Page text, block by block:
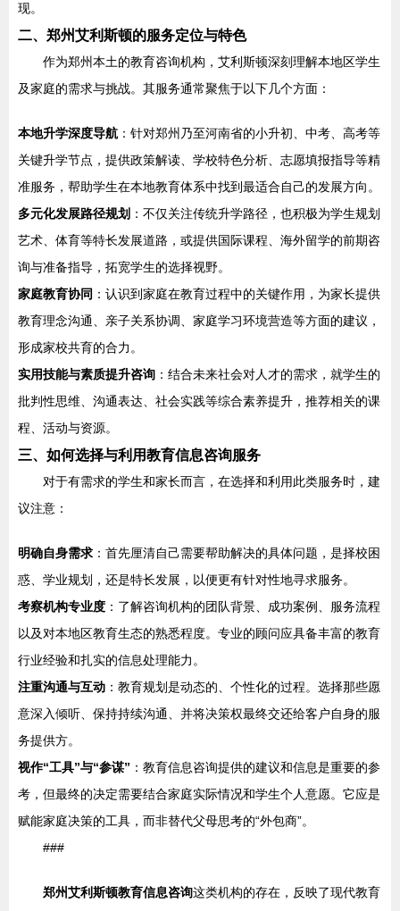
现。
二、郑州艾利斯顿的服务定位与特色
作为郑州本土的教育咨询机构，艾利斯顿深刻理解本地区学生
及家庭的需求与挑战。其服务通常聚焦于以下几个方面：
本地升学深度导航 ：针对郑州乃至河南省的小升初、中考、高考等
关键升学节点，提供政策解读、学校特色分析、志愿填报指导等精
准服务，帮助学生在本地教育体系中找到最适合自己的发展方向。
多元化发展路径规划 ：不仅关注传统升学路径，也积极为学生规划
艺术、体育等特长发展道路，或提供国际课程、海外留学的前期咨
询与准备指导，拓宽学生的选择视野。
家庭教育协同 ：认识到家庭在教育过程中的关键作用，为家长提供
教育理念沟通、亲子关系协调、家庭学习环境营造等方面的建议，
形成家校共育的合力。
实用技能与素质提升咨询 ：结合未来社会对人才的需求，就学生的
批判性思维、沟通表达、社会实践等综合素养提升，推荐相关的课
程、活动与资源。
三、如何选择与利用教育信息咨询服务
对于有需求的学生和家长而言，在选择和利用此类服务时，建
议注意：
明确自身需求 ：首先厘清自己需要帮助解决的具体问题，是择校困
惑、学业规划，还是特长发展，以便更有针对性地寻求服务。
考察机构专业度 ：了解咨询机构的团队背景、成功案例、服务流程
以及对本地区教育生态的熟悉程度。专业的顾问应具备丰富的教育
行业经验和扎实的信息处理能力。
注重沟通与互动 ：教育规划是动态的、个性化的过程。选择那些愿
意深入倾听、保持持续沟通、并将决策权最终交还给客户自身的服
务提供方。
视作“工具”与“参谋” ：教育信息咨询提供的建议和信息是重要的参
考，但最终的决定需要结合家庭实际情况和学生个人意愿。它应是
赋能家庭决策的工具，而非替代父母思考的“外包商”。
###
郑州艾利斯顿教育信息咨询这类机构的存在，反映了现代教育